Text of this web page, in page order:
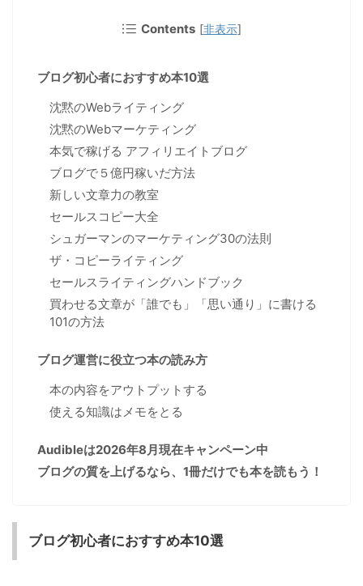
Contents [非表示]
ブログ初心者におすすめ本10選
沈黙のWebライティング
沈黙のWebマーケティング
本気で稼げる アフィリエイトブログ
ブログで５億円稼いだ方法
新しい文章力の教室
セールスコピー大全
シュガーマンのマーケティング30の法則
ザ・コピーライティング
セールスライティングハンドブック
買わせる文章が「誰でも」「思い通り」に書ける
101の方法
ブログ運営に役立つ本の読み方
本の内容をアウトプットする
使える知識はメモをとる
Audibleは2026年8月現在キャンペーン中
ブログの質を上げるなら、1冊だけでも本を読もう！
ブログ初心者におすすめ本10選